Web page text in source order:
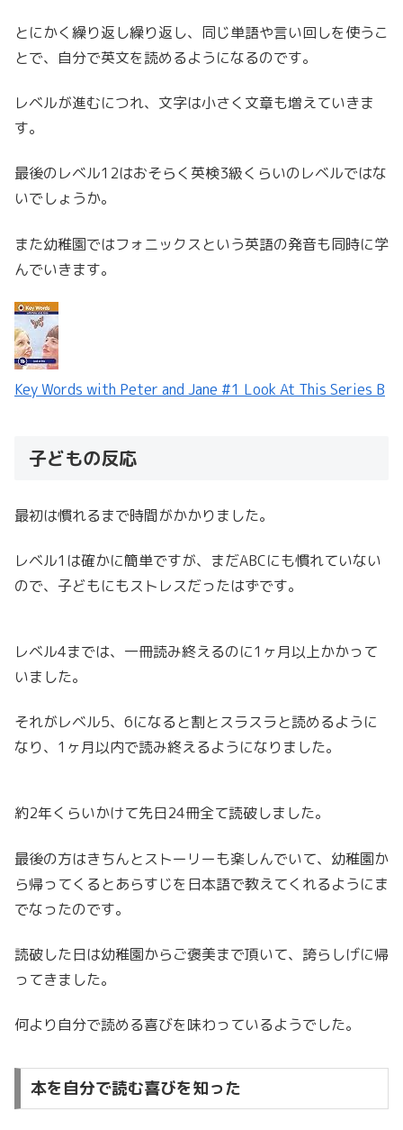
とにかく繰り返し繰り返し、同じ単語や言い回しを使うこ
とで、自分で英文を読めるようになるのです。
レベルが進むにつれ、文字は小さく文章も増えていきま
す。
最後のレベル12はおそらく英検3級くらいのレベルではな
いでしょうか。
また幼稚園ではフォニックスという英語の発音も同時に学
んでいきます。
Key Words with Peter and Jane #1 Look At This Series B
子どもの反応
最初は慣れるまで時間がかかりました。
レベル1は確かに簡単ですが、まだABCにも慣れていない
ので、子どもにもストレスだったはずです。
レベル4までは、一冊読み終えるのに1ヶ月以上かかって
いました。
それがレベル5、6になると割とスラスラと読めるように
なり、1ヶ月以内で読み終えるようになりました。
約2年くらいかけて先日24冊全て読破しました。
最後の方はきちんとストーリーも楽しんでいて、幼稚園か
ら帰ってくるとあらすじを日本語で教えてくれるようにま
でなったのです。
読破した日は幼稚園からご褒美まで頂いて、誇らしげに帰
ってきました。
何より自分で読める喜びを味わっているようでした。
本を自分で読む喜びを知った